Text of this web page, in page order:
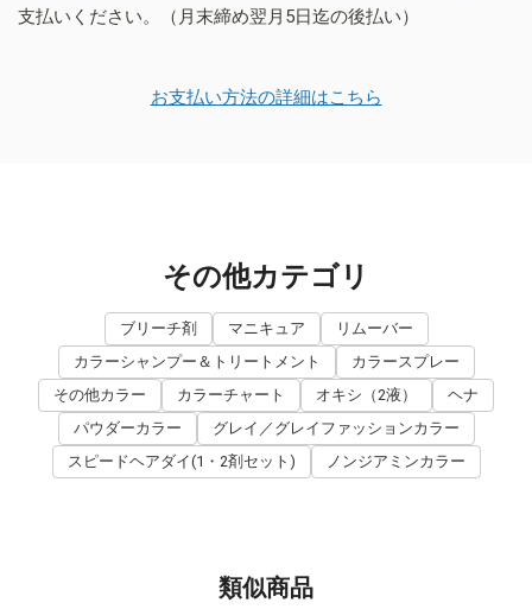
支払いください。（月末締め翌月5日迄の後払い）
お支払い方法の詳細はこちら
その他カテゴリ
ブリーチ剤 マニキュア
リムーバー
カラーシャンプー＆トリートメント
カラースプレー
その他カラー
カラーチャート オキシ（2液）
ヘナ
パウダーカラー
グレイ／グレイファッションカラー
スピードヘアダイ(1・2剤セット)
ノンジアミンカラー
類似商品